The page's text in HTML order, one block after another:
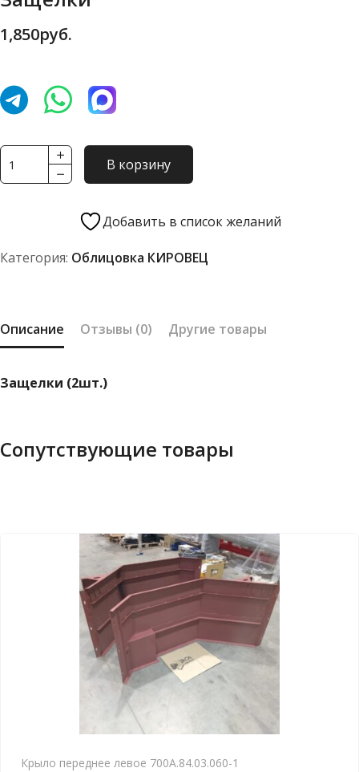
1,850руб.
Количество
товара
В корзину
Добавить в список желаний
Категория: Облицовка КИРОВЕЦ
Описание Отзывы (0) Другие товары
Защелки (2шт.)
Сопутствующие товары
Крыло переднее левое 700А.84.03.060-1